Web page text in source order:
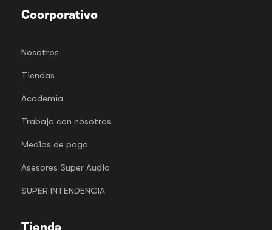
Coorporativo
Nosotros
Tiendas
Academia
Trabaja con nosotros
Medios de pago
Asesores Super Audio
SUPER INTENDENCIA
Tienda